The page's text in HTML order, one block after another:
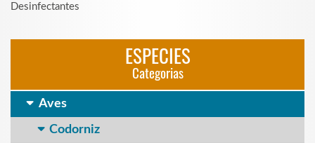
Desinfectantes
ESPECIES
Categorias
Aves
Codorniz